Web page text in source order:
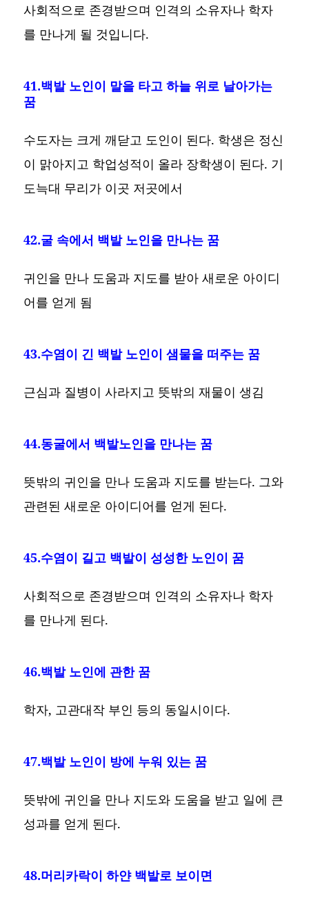
사회적으로 존경받으며 인격의 소유자나 학자
를 만나게 될 것입니다.
41.백발 노인이 말을 타고 하늘 위로 날아가는
꿈
수도자는 크게 깨닫고 도인이 된다. 학생은 정신
이 맑아지고 학업성적이 올라 장학생이 된다. 기
도늑대 무리가 이곳 저곳에서
42.굴 속에서 백발 노인을 만나는 꿈
귀인을 만나 도움과 지도를 받아 새로운 아이디
어를 얻게 됨
43.수염이 긴 백발 노인이 샘물을 떠주는 꿈
근심과 질병이 사라지고 뜻밖의 재물이 생김
44.동굴에서 백발노인을 만나는 꿈
뜻밖의 귀인을 만나 도움과 지도를 받는다. 그와
관련된 새로운 아이디어를 얻게 된다.
45.수염이 길고 백발이 성성한 노인이 꿈
사회적으로 존경받으며 인격의 소유자나 학자
를 만나게 된다.
46.백발 노인에 관한 꿈
학자, 고관대작 부인 등의 동일시이다.
47.백발 노인이 방에 누워 있는 꿈
뜻밖에 귀인을 만나 지도와 도움을 받고 일에 큰
성과를 얻게 된다.
48.머리카락이 하얀 백발로 보이면